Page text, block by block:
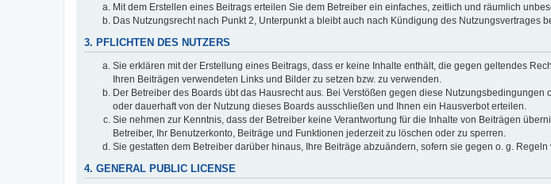
Mit dem Erstellen eines Beitrags erteilen Sie dem Betreiber ein einfaches, zeitlich und räumlich
Das Nutzungsrecht nach Punkt 2, Unterpunkt a bleibt auch nach Kündigung des Nutzungsvertrages
3. PFLICHTEN DES NUTZERS
Sie erklären mit der Erstellung eines Beitrags, dass er keine Inhalte enthält, die gegen geltendes
Ihren Beiträgen verwendeten Links und Bilder zu setzen bzw. zu verwenden.
Der Betreiber des Boards übt das Hausrecht aus. Bei Verstößen gegen diese
oder dauerhaft von der Nutzung dieses Boards ausschließen und Ihnen ein Hausverbot erteilen.
Sie nehmen zur Kenntnis, dass der Betreiber keine Verantwortung für die Inhalte von Beiträgen
Betreiber, Ihr Benutzerkonto, Beiträge und Funktionen jederzeit zu löschen oder zu sperren.
Sie gestatten dem Betreiber darüber hinaus, Ihre Beiträge abzuändern, sofern sie gegen o. g.
4. GENERAL PUBLIC LICENSE